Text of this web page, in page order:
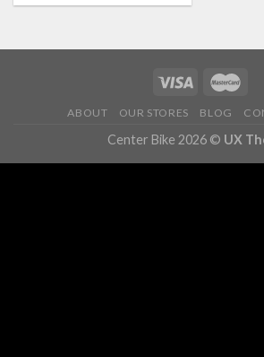
ABOUT OUR STORES BLOG
Center Bike 2026 © UX